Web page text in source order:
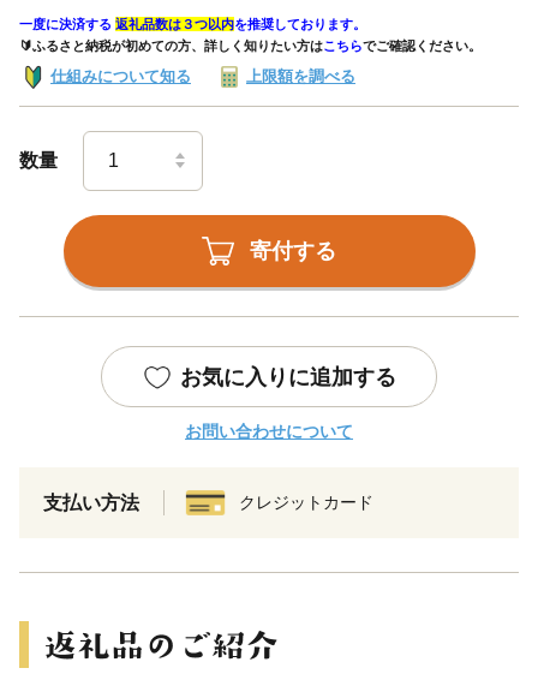
一度に決済する 返礼品数は３つ以内を推奨しております。
🔰ふるさと納税が初めての方、詳しく知りたい方はこちらでご確認ください。
仕組みについて知る 上限額を調べる
数量
寄付する
お気に入りに追加する
お問い合わせについて
支払い方法 クレジットカード